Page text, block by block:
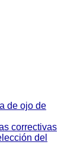
de ojo de
correctivas
del